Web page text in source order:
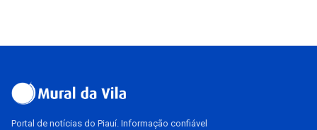
Portal de notícias do Piauí. Informação confiável